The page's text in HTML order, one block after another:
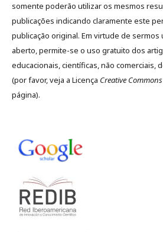
somente poderão utilizar os mesmos
publicações indicando claramente este
publicação original. Em virtude de
aberto, permite-se o uso gratuito dos
educacionais, científicas, não comerciais,
(por favor, veja a Licença Creative Commons
página).